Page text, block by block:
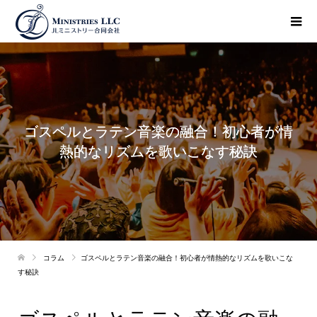
ゴスペルとラテン音楽の融合！初心者が情
熱的なリズムを歌いこなす秘訣
コラム
ゴスペルとラテン音楽の融合！初心者が情熱的なリズムを歌いこな
す秘訣